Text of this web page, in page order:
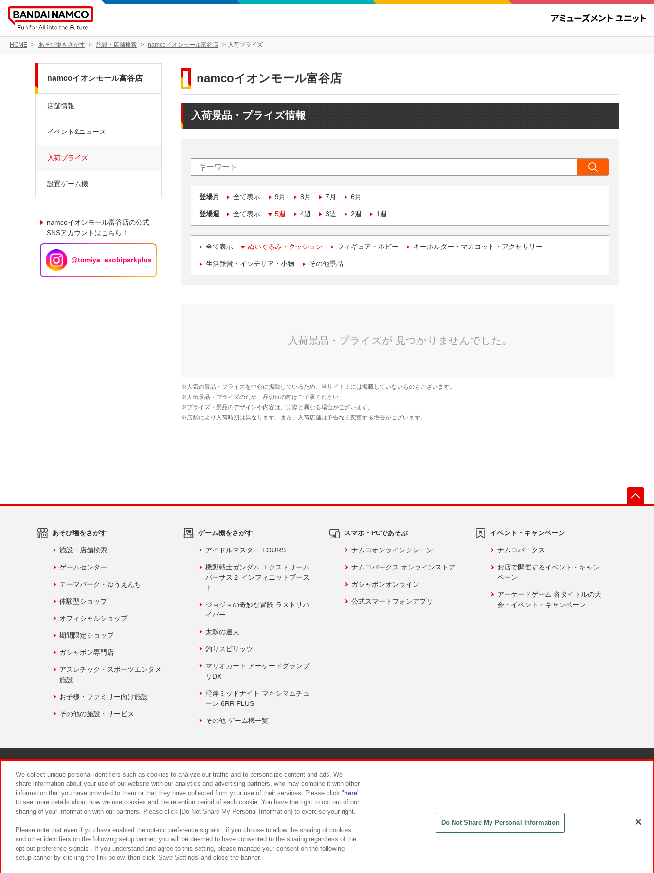
HOME あそび場をさがす 施設・店舗検索 namcoイオンモール富谷店 入荷プライズ
namcoイオンモール富谷店
入荷景品・プライズ情報
登場月 全て表示 9月 8月 7月 6月
登場週 全て表示 5週 4週 3週 2週 1週
全て表示 ぬいぐるみ・クッション フィギュア・ホビー キーホルダー・マスコット・アクセサリー
生活雑貨・インテリア・小物 その他景品
namcoイオンモール富谷店
店舗情報
イベント&ニュース
入荷プライズ
設置ゲーム機
namcoイオンモール富谷店の公式
SNSアカウントはこちら！
@tomiya_asobiparkplus
あそび場をさがす
施設・店舗検索
ゲームセンター
テーマパーク・ゆうえんち
体験型ショップ
オフィシャルショップ
期間限定ショップ
ガシャポン専門店
アスレチック・スポーツエンタメ
施設
お子様・ファミリー向け施設
その他の施設・サービス
ゲーム機をさがす
アイドルマスター TOURS
機動戦士ガンダム エクストリーム
バーサス２ インフィニットブース
ト
ジョジョの奇妙な冒険 ラストサバ
イバー
太鼓の達人
釣りスピリッツ
マリオカート アーケードグランプ
リDX
湾岸ミッドナイト マキシマムチュ
ーン 6RR PLUS
その他 ゲーム機一覧
スマホ・PCであそぶ
ナムコオンラインクレーン
ナムコパークス オンラインストア
ガシャポンオンライン
公式スマートフォンアプリ
イベント・キャンペーン
ナムコパークス
お店で開催するイベント・キャン
ペーン
アーケードゲーム 各タイトルの大
会・イベント・キャンペーン
食品のご提供について カスタマーハラスメント対応方針
We collect unique personal identifiers such as cookies to analyze our traffic and to personalize content and ads. We
share information about your use of our website with our analytics and advertising partners, who may combine it with other
information that you have provided to them or that they have collected from your use of their services. Please click " here"
to see more details about how we use cookies and the retention period of each cookie. You have the right to opt out of our
sharing of your information with our partners. Please click [Do Not Share My Personal Information] to exercise your right.
Please note that even if you have enabled the opt-out preference signals , if you choose to allow the sharing of cookies
and other identifiers on the following setup banner, you will be deemed to have consented to the sharing regardless of the
opt-out preference signals . If you understand and agree to this setting, please manage your consent on the following
setup banner by clicking the link below, then click 'Save Settings' and close the banner.
Do Not Share My Personal Information